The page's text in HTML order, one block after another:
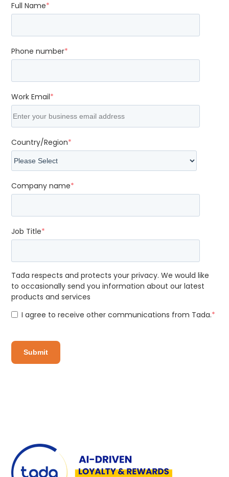
Full Name*
Phone number*
Work Email*
Country/Region*
Company name*
Job Title*
Tada respects and protects your privacy. We would like
to occasionally send you information about our latest
products and services
I agree to receive other communications from Tada.*